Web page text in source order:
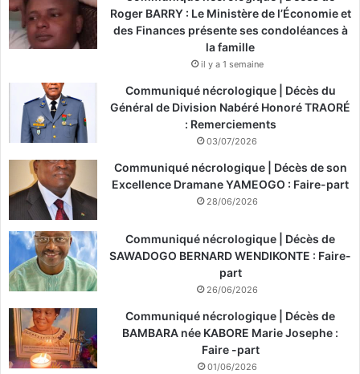
Roger BARRY : Le Ministère de l’Économie et
des Finances présente ses condoléances à
la famille
il y a 1 semaine
Communiqué nécrologique | Décès du
Général de Division Nabéré Honoré TRAORÉ
: Remerciements
03/07/2026
Communiqué nécrologique | Décès de son
Excellence Dramane YAMEOGO : Faire-part
28/06/2026
Communiqué nécrologique | Décès de
SAWADOGO BERNARD WENDIKONTE : Faire-
part
26/06/2026
Communiqué nécrologique | Décès de
BAMBARA née KABORE Marie Josephe :
Faire -part
01/06/2026